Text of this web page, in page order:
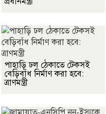
পাহাড়ি ঢল ঠেকাতে টেকসই
বেড়িবাঁধ নির্মাণ করা হবে:
ত্রাণমন্ত্রী